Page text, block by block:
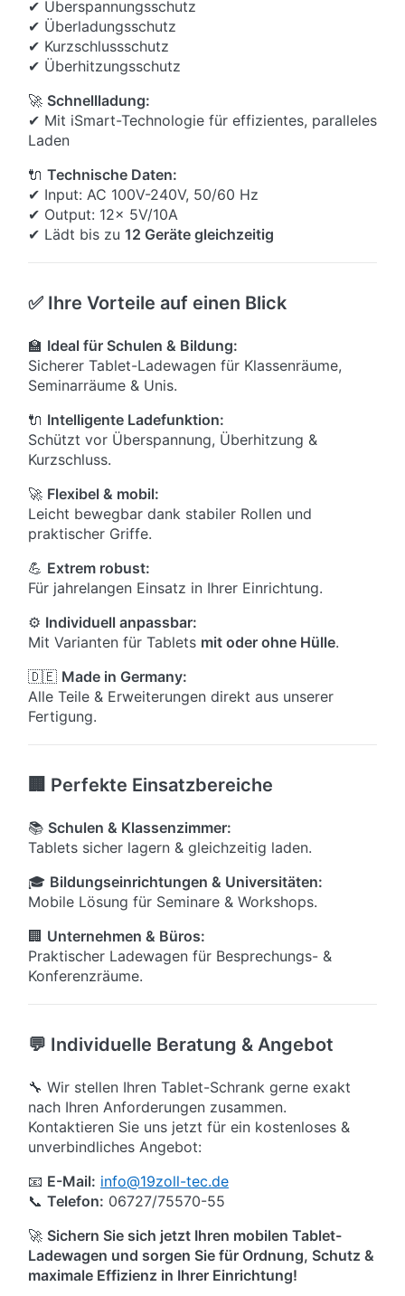
✔ Überspannungsschutz
✔ Überladungsschutz
✔ Kurzschlussschutz
✔ Überhitzungsschutz
🚀 Schnellladung:
✔ Mit iSmart-Technologie für effizientes, paralleles
Laden
🔌 Technische Daten:
✔ Input: AC 100V-240V, 50/60 Hz
✔ Output: 12x 5V/10A
✔ Lädt bis zu 12 Geräte gleichzeitig
✅ Ihre Vorteile auf einen Blick
🏫 Ideal für Schulen & Bildung:
Sicherer Tablet-Ladewagen für Klassenräume,
Seminarräume & Unis.
🔌 Intelligente Ladefunktion:
Schützt vor Überspannung, Überhitzung &
Kurzschluss.
🚀 Flexibel & mobil:
Leicht bewegbar dank stabiler Rollen und
praktischer Griffe.
💪 Extrem robust:
Für jahrelangen Einsatz in Ihrer Einrichtung.
⚙️ Individuell anpassbar:
Mit Varianten für Tablets mit oder ohne Hülle.
🇩🇪 Made in Germany:
Alle Teile & Erweiterungen direkt aus unserer
Fertigung.
🏢 Perfekte Einsatzbereiche
📚 Schulen & Klassenzimmer:
Tablets sicher lagern & gleichzeitig laden.
🎓 Bildungseinrichtungen & Universitäten:
Mobile Lösung für Seminare & Workshops.
🏢 Unternehmen & Büros:
Praktischer Ladewagen für Besprechungs- &
Konferenzräume.
💬 Individuelle Beratung & Angebot
🔧 Wir stellen Ihren Tablet-Schrank gerne exakt
nach Ihren Anforderungen zusammen.
Kontaktieren Sie uns jetzt für ein kostenloses &
unverbindliches Angebot:
📧 E-Mail: info@19zoll-tec.de
📞 Telefon: 06727/75570-55
🚀 Sichern Sie sich jetzt Ihren mobilen Tablet-
Ladewagen und sorgen Sie für Ordnung, Schutz &
maximale Effizienz in Ihrer Einrichtung!